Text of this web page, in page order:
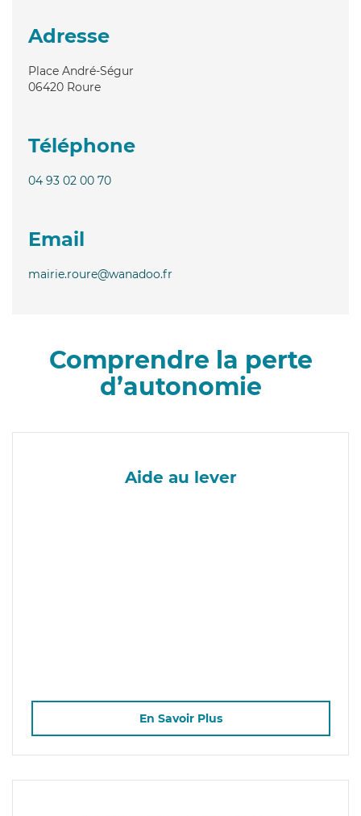
Adresse
Place André-Ségur
06420 Roure
Téléphone
04 93 02 00 70
Email
mairie.roure@wanadoo.fr
Comprendre la perte
d’autonomie
Aide au lever
En Savoir Plus